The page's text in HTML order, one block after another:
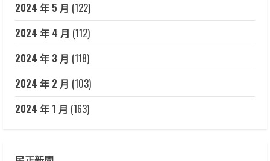
2024 年 5 月 (122)
2024 年 4 月 (112)
2024 年 3 月 (118)
2024 年 2 月 (103)
2024 年 1 月 (163)